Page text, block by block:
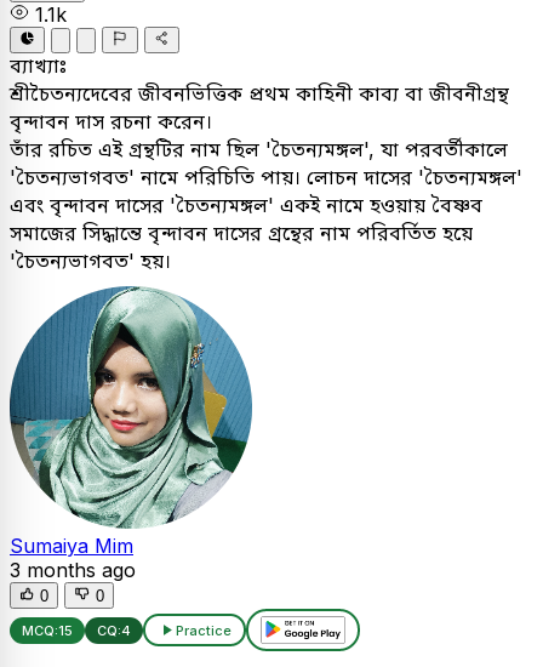
1.1k
ব্যাখ্যাঃ
শ্রীচৈতন্যদেবের জীবনভিত্তিক প্রথম কাহিনী কাব্য বা জীবনীগ্রন্থ
বৃন্দাবন দাস রচনা করেন।
তাঁর রচিত এই গ্রন্থটির নাম ছিল 'চৈতন্যমঙ্গল', যা পরবর্তীকালে
'চৈতন্যভাগবত' নামে পরিচিতি পায়। লোচন দাসের 'চৈতন্যমঙ্গল'
এবং বৃন্দাবন দাসের 'চৈতন্যমঙ্গল' একই নামে হওয়ায় বৈষ্ণব
সমাজের সিদ্ধান্তে বৃন্দাবন দাসের গ্রন্থের নাম পরিবর্তিত হয়ে
'চৈতন্যভাগবত' হয়।
Sumaiya Mim
3 months ago
0 0
MCQ:15 CQ:4 Practice